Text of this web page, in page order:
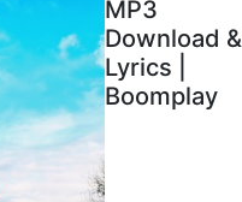
MP3
Download &
Lyrics |
Boomplay